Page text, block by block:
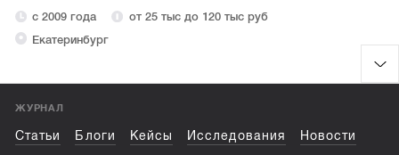
с 2009 года
от 25 тыс до 120 тыс руб
Екатеринбург
ЖУРНАЛ
Статьи Блоги Кейсы Исследования Новости